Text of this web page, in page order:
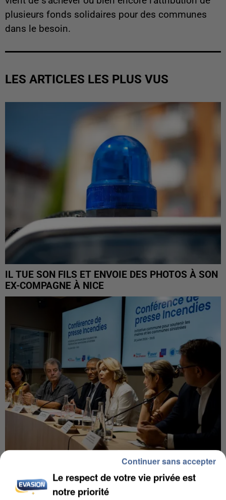
plusieurs fonds solidaires pour des communes
dans le besoin.
LES ARTICLES LES PLUS VUS
IL TUE SON FILS ET ENVOIE DES PHOTOS À SON
EX-COMPAGNE À NICE
INCENDIES : L’ÎLE-DE-FRANCE LANCE UN ÉLAN
DE SOLIDARITÉ AVEC LES...
Le respect de votre vie privée est
notre priorité
Continuer sans accepter